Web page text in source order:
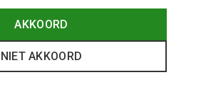
AKKOORD
NIET AKKOORD